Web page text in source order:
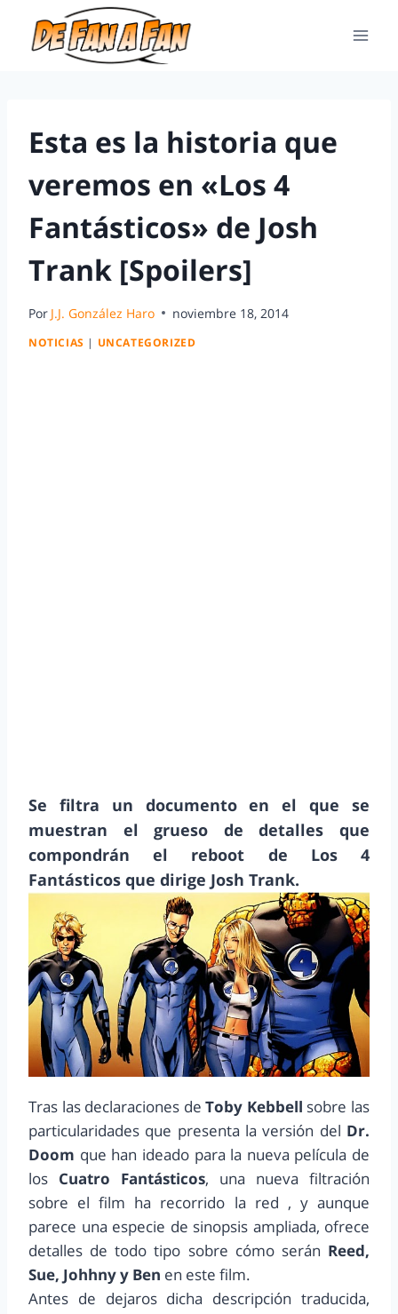
Esta es la historia que
veremos en «Los 4
Fantásticos» de Josh
Trank [Spoilers]
Por J.J. González Haro noviembre 18, 2014
NOTICIAS | UNCATEGORIZED
Se filtra un documento en el que se
muestran el grueso de detalles que
compondrán el reboot de Los 4
Fantásticos que dirige Josh Trank.
Tras las declaraciones deToby Kebbell sobre las
particularidades que presenta la versión del Dr.
Doom que han ideado para la nueva película de
los Cuatro Fantásticos, una nueva filtración
sobre el film ha recorrido la red , y aunque
parece una especie de sinopsis ampliada, ofrece
detalles de todo tipo sobre cómo serán Reed,
Sue, Johhny y Ben en este film.
Antes de dejaros dicha descripción traducida,